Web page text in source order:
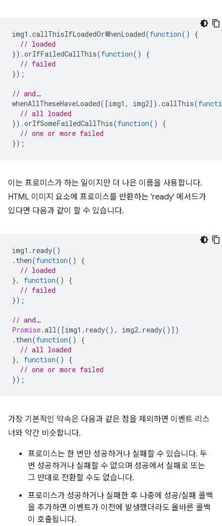
img1 .callThisIfLoadedOrWhenLoaded(function()
{
// loaded
}).orIfFailedCallThis(function()
{
// failed
});
// and…
whenAllTheseHaveLoaded([img1 , img2]).callThis(
// all loaded
}).orIfSomeFailedCallThis(function()
{
// one or more failed
});
이는 프로미스가 하는 일이지만 더 나은 이름을 사용합니다.
HTML 이미지 요소에 프로미스를 반환하는 'ready' 메서드가
있다면 다음과 같이 할 수 있습니다.
img1 . ready()
. then(function()
{
// loaded
},
function()
{
// failed
});
// and…
Promise.all([img1 . ready(), img2. ready()])
. then(function()
{
// all loaded
},
function()
{
// one or more failed
});
가장 기본적인 약속은 다음과 같은 점을 제외하면 이벤트 리스
너와 약간 비슷합니다.
프로미스는 한 번만 성공하거나 실패할 수 있습니다. 두
번 성공하거나 실패할 수 없으며 성공에서 실패로 또는
그 반대로 전환할 수도 없습니다.
프로미스가 성공하거나 실패한 후 나중에 성공/실패 콜백
을 추가하면 이벤트가 이전에 발생했더라도 올바른 콜백
이 호출됩니다.